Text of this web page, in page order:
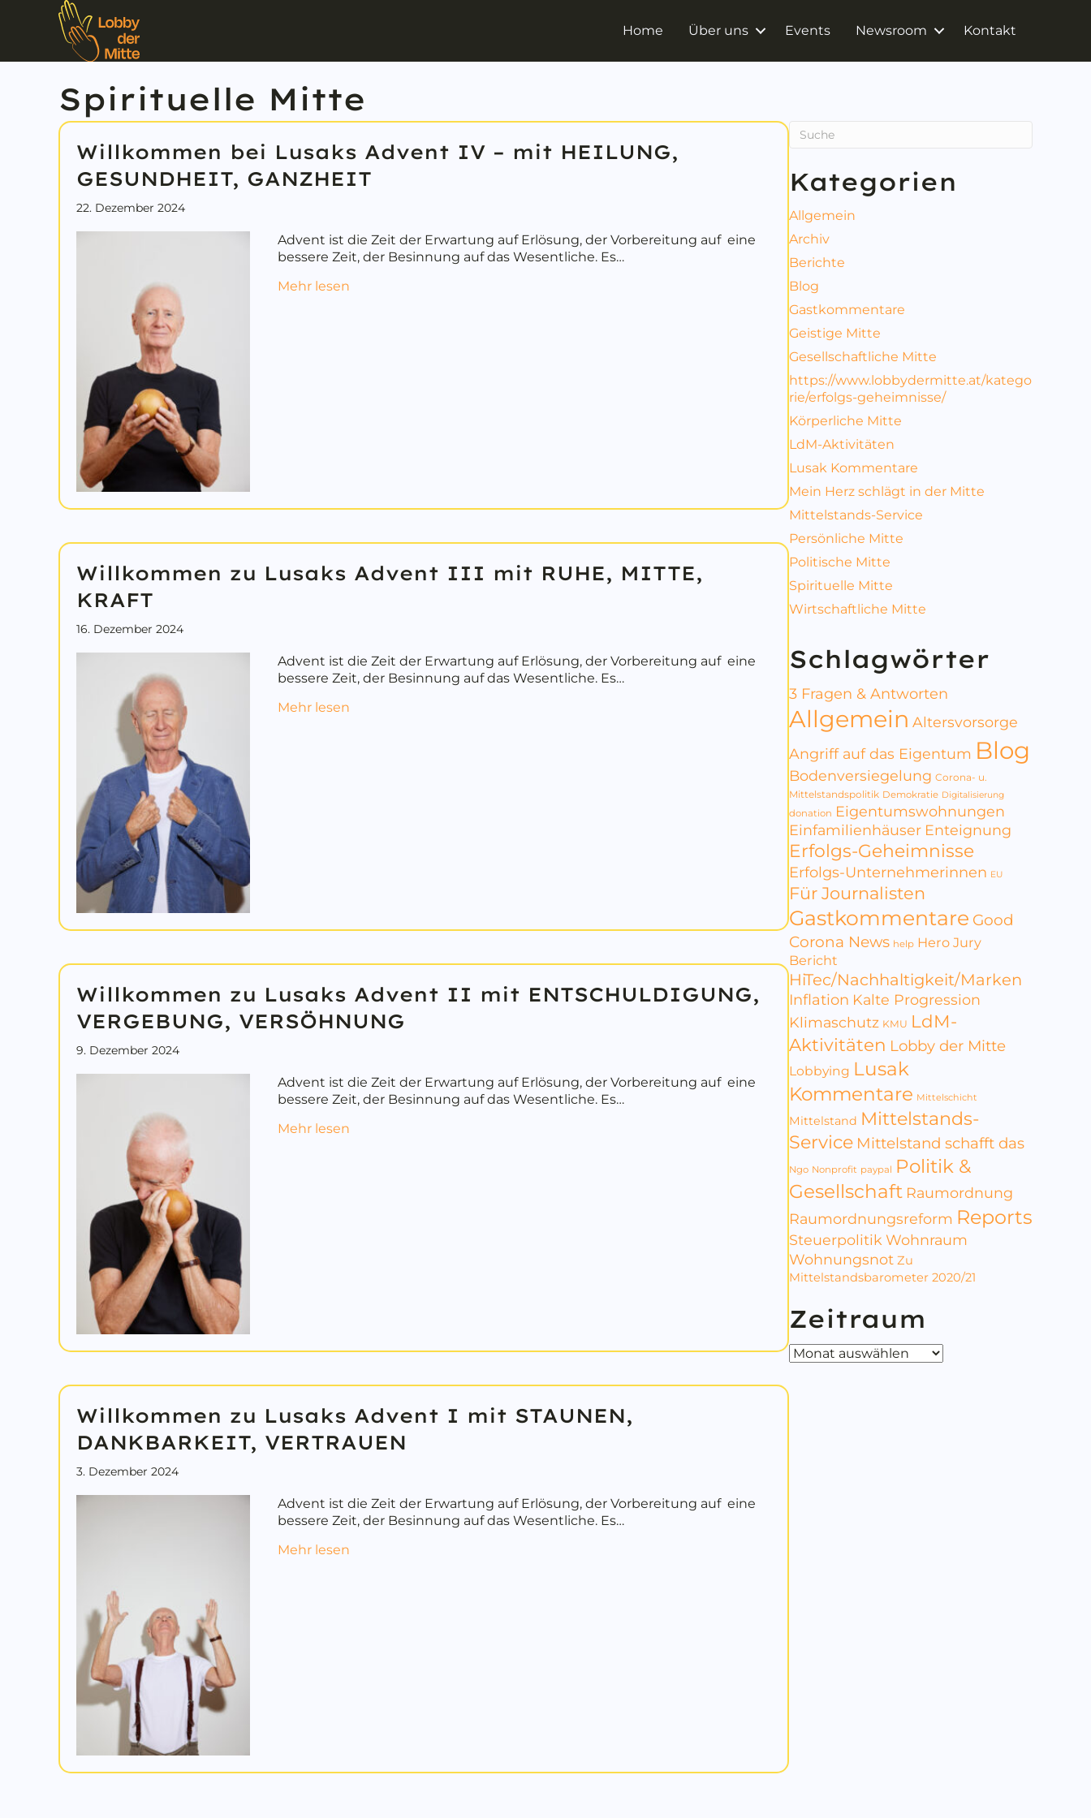
Home Über uns Events Newsroom Kontakt
Spirituelle Mitte
Willkommen bei Lusaks Advent IV – mit HEILUNG,
GESUNDHEIT, GANZHEIT
22. Dezember 2024
Advent ist die Zeit der Erwartung auf Erlösung, der Vorbereitung auf eine
bessere Zeit, der Besinnung auf das Wesentliche. Es…
Mehr lesen about Willkommen bei Lusaks Advent IV – mit HEILUNG, GESUNDHEIT, GANZHEIT
Willkommen zu Lusaks Advent III mit RUHE, MITTE,
KRAFT
16. Dezember 2024
Advent ist die Zeit der Erwartung auf Erlösung, der Vorbereitung auf eine
bessere Zeit, der Besinnung auf das Wesentliche. Es…
Mehr lesen
Willkommen zu Lusaks Advent II mit ENTSCHULDIGUNG,
VERGEBUNG, VERSÖHNUNG
9. Dezember 2024
Advent ist die Zeit der Erwartung auf Erlösung, der Vorbereitung auf eine
bessere Zeit, der Besinnung auf das Wesentliche. Es…
Mehr lesen about Willkommen zu Lusaks Advent II mit ENTSCHULDIGUNG, VERGEBUNG, VERSÖHNUNG
Willkommen zu Lusaks Advent I mit STAUNEN,
DANKBARKEIT, VERTRAUEN
3. Dezember 2024
Advent ist die Zeit der Erwartung auf Erlösung, der Vorbereitung auf eine
bessere Zeit, der Besinnung auf das Wesentliche. Es…
Mehr lesen
Kategorien
Allgemein
Archiv
Berichte
Blog
Gastkommentare
Geistige Mitte
Gesellschaftliche Mitte
https://www.lobbydermitte.at/katego
rie/erfolgs-geheimnisse/
Körperliche Mitte
LdM-Aktivitäten
Lusak Kommentare
Mein Herz schlägt in der Mitte
Mittelstands-Service
Persönliche Mitte
Politische Mitte
Spirituelle Mitte
Wirtschaftliche Mitte
Schlagwörter
3 Fragen & Antworten
Allgemein Altersvorsorge
Angriff auf das Eigentum Blog
Bodenversiegelung Corona- u.
Mittelstandspolitik Demokratie Digitalisierung
donation Eigentumswohnungen
Einfamilienhäuser Enteignung
Erfolgs-Geheimnisse
Erfolgs-Unternehmerinnen EU
Für Journalisten
Gastkommentare Good
Corona News help Hero Jury
Bericht
HiTec/Nachhaltigkeit/Marken
Inflation Kalte Progression
Klimaschutz KMU LdM-
Aktivitäten Lobby der Mitte
Lobbying Lusak
Kommentare Mittelschicht
Mittelstand Mittelstands-
Service Mittelstand schafft das
Ngo Nonprofit paypal Politik &
Gesellschaft Raumordnung
Raumordnungsreform Reports
Steuerpolitik Wohnraum
Wohnungsnot Zu
Mittelstandsbarometer 2020/21
Zeitraum
Zeitraum